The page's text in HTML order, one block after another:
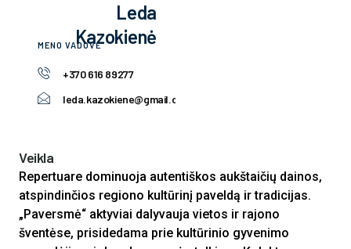
Leda
Kazokienė
MENO VADOVĖ
+370 616 89277
leda.kazokiene@gmail.com
Veikla
Repertuare dominuoja autentiškos aukštaičių dainos,
atspindinčios regiono kultūrinį paveldą ir tradicijas.​
„Paversmė“ aktyviai dalyvauja vietos ir rajono
šventėse, prisidedama prie kultūrinio gyvenimo